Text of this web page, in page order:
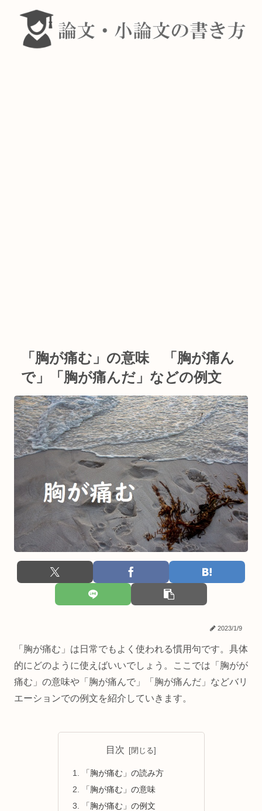
「胸が痛む」の意味 「胸が痛ん
で」「胸が痛んだ」などの例文
2023/1/9
「胸が痛む」は日常でもよく使われる慣用句です。具体
的にどのように使えばいいでしょう。ここでは「胸がが
痛む」の意味や「胸が痛んで」「胸が痛んだ」などバリ
エーションでの例文を紹介していきます。
目次
「胸が痛む」の読み方
「胸が痛む」の意味
「胸が痛む」の例文